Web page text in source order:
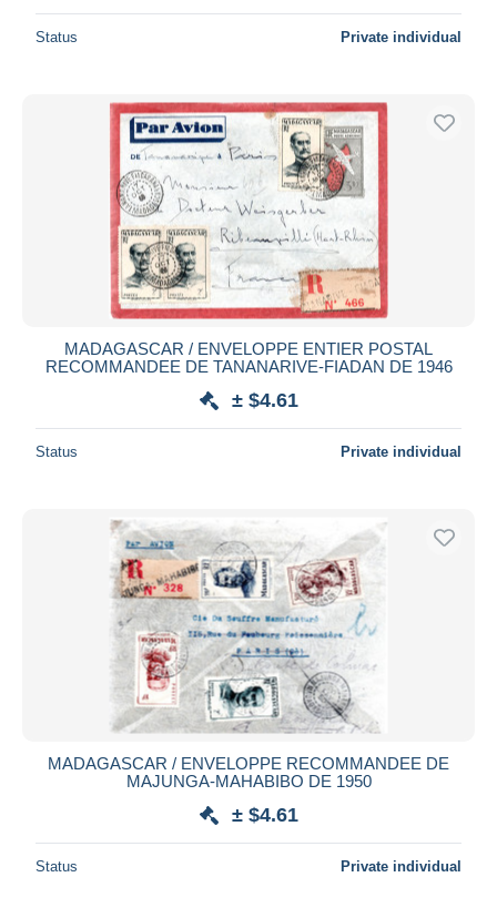
Status Private individual
MADAGASCAR / ENVELOPPE ENTIER POSTAL
RECOMMANDEE DE TANANARIVE-FIADAN DE 1946
± $4.61
Status Private individual
MADAGASCAR / ENVELOPPE RECOMMANDEE DE
MAJUNGA-MAHABIBO DE 1950
± $4.61
Status Private individual